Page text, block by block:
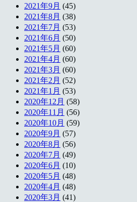
2021年9月 (45)
2021年8月 (38)
2021年7月 (53)
2021年6月 (50)
2021年5月 (60)
2021年4月 (60)
2021年3月 (60)
2021年2月 (52)
2021年1月 (53)
2020年12月 (58)
2020年11月 (56)
2020年10月 (59)
2020年9月 (57)
2020年8月 (56)
2020年7月 (49)
2020年6月 (10)
2020年5月 (48)
2020年4月 (48)
2020年3月 (41)